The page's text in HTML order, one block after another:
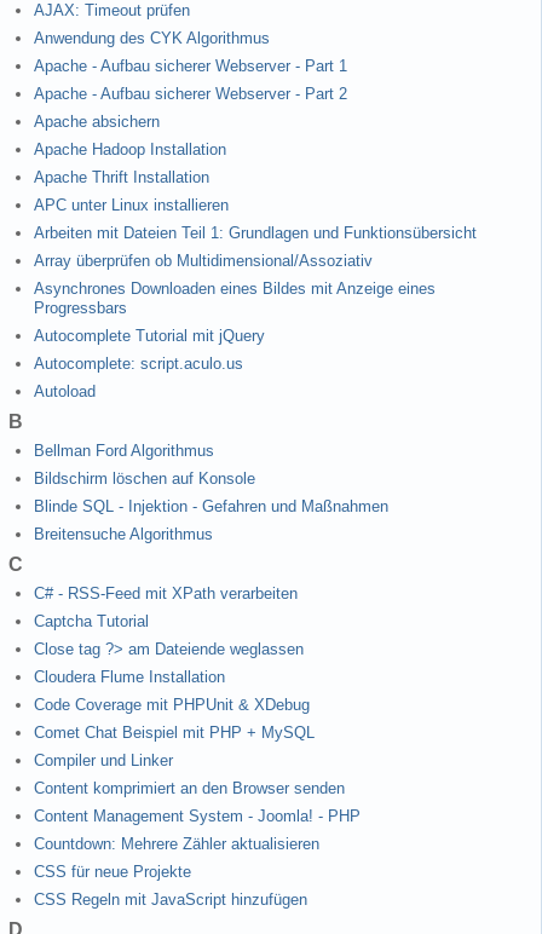
AJAX: Timeout prüfen
Anwendung des CYK Algorithmus
Apache - Aufbau sicherer Webserver - Part 1
Apache - Aufbau sicherer Webserver - Part 2
Apache absichern
Apache Hadoop Installation
Apache Thrift Installation
APC unter Linux installieren
Arbeiten mit Dateien Teil 1: Grundlagen und Funktionsübersicht
Array überprüfen ob Multidimensional/Assoziativ
Asynchrones Downloaden eines Bildes mit Anzeige eines
Progressbars
Autocomplete Tutorial mit jQuery
Autocomplete: script.aculo.us
Autoload
B
Bellman Ford Algorithmus
Bildschirm löschen auf Konsole
Blinde SQL - Injektion - Gefahren und Maßnahmen
Breitensuche Algorithmus
C
C# - RSS-Feed mit XPath verarbeiten
Captcha Tutorial
Close tag ?> am Dateiende weglassen
Cloudera Flume Installation
Code Coverage mit PHPUnit & XDebug
Comet Chat Beispiel mit PHP + MySQL
Compiler und Linker
Content komprimiert an den Browser senden
Content Management System - Joomla! - PHP
Countdown: Mehrere Zähler aktualisieren
CSS für neue Projekte
CSS Regeln mit JavaScript hinzufügen
D